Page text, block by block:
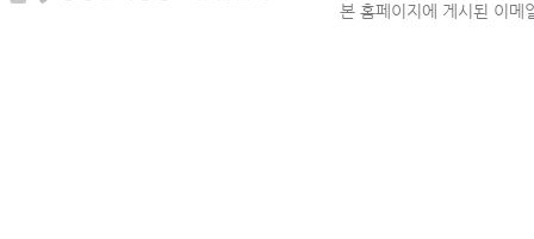
본 홈페이지에 게시된 이메